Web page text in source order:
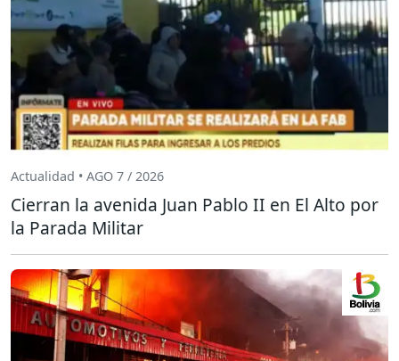
Actualidad • AGO 7 / 2026
Cierran la avenida Juan Pablo II en El Alto por
la Parada Militar